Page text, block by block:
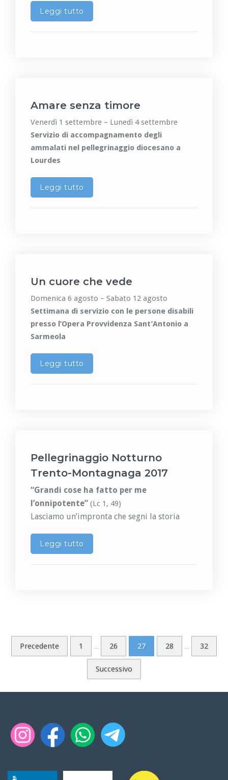
Leggi tutto
Amare senza timore
Venerdì 1 settembre – Lunedì 4 settembre
Servizio di accompagnamento degli
ammalati nel pellegrinaggio diocesano a
Lourdes
Leggi tutto
Un cuore che vede
Domenica 6 agosto – Sabato 12 agosto
Settimana di servizio con le persone disabili
presso l’Opera Provvidenza Sant’Antonio a
Sarmeola
Leggi tutto
Pellegrinaggio Notturno
Trento-Montagnaga 2017
“Grandi cose ha fatto per me
l’onnipotente” (Lc 1, 49)
Lasciamo un’impronta che segni la storia
Leggi tutto
Precedente 1 26 27 28 32
Successivo